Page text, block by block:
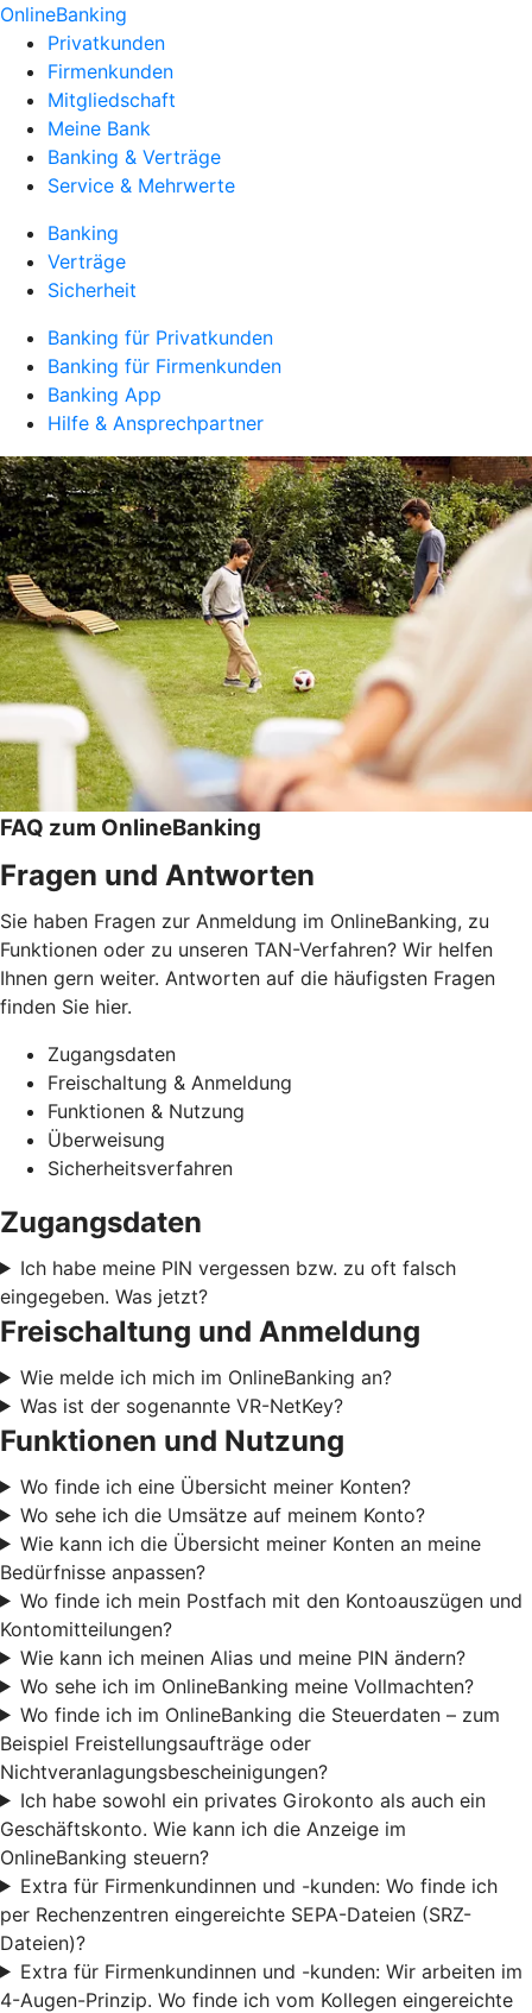
OnlineBanking
Privatkunden
Firmenkunden
Mitgliedschaft
Meine Bank
Banking & Verträge
Service & Mehrwerte
Banking
Verträge
Sicherheit
Banking für Privatkunden
Banking für Firmenkunden
Banking App
Hilfe & Ansprechpartner
FAQ zum OnlineBanking
Fragen und Antworten
Sie haben Fragen zur Anmeldung im OnlineBanking, zu
Funktionen oder zu unseren TAN-Verfahren? Wir helfen
Ihnen gern weiter. Antworten auf die häufigsten Fragen
finden Sie hier.
Zugangsdaten
Freischaltung & Anmeldung
Funktionen & Nutzung
Überweisung
Sicherheitsverfahren
Zugangsdaten
Ich habe meine PIN vergessen bzw. zu oft falsch
eingegeben. Was jetzt?
Freischaltung und Anmeldung
Wie melde ich mich im OnlineBanking an?
Was ist der sogenannte VR-NetKey?
Funktionen und Nutzung
Wo finde ich eine Übersicht meiner Konten?
Wo sehe ich die Umsätze auf meinem Konto?
Wie kann ich die Übersicht meiner Konten an meine
Bedürfnisse anpassen?
Wo finde ich mein Postfach mit den Kontoauszügen und
Kontomitteilungen?
Wie kann ich meinen Alias und meine PIN ändern?
Wo sehe ich im OnlineBanking meine Vollmachten?
Wo finde ich im OnlineBanking die Steuerdaten – zum
Beispiel Freistellungsaufträge oder
Nichtveranlagungsbescheinigungen?
Ich habe sowohl ein privates Girokonto als auch ein
Geschäftskonto. Wie kann ich die Anzeige im
OnlineBanking steuern?
Extra für Firmenkundinnen und -kunden: Wo finde ich
per Rechenzentren eingereichte SEPA-Dateien (SRZ-
Dateien)?
Extra für Firmenkundinnen und -kunden: Wir arbeiten im
4-Augen-Prinzip. Wo finde ich vom Kollegen eingereichte